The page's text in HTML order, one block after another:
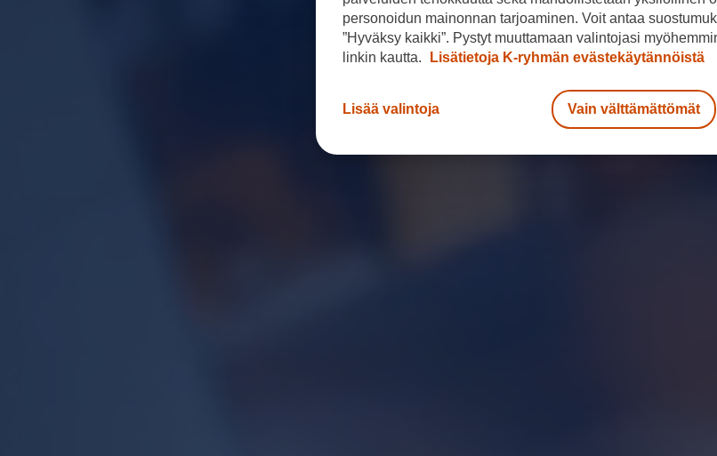
personoidun mainonnan tarjoaminen. Voit antaa
”Hyväksy kaikki”. Pystyt muuttamaan valintojasi
linkin kautta.
Lisätietoja K-ryhmän evästekäytännöistä
Lisää valintoja Vain välttämättömät